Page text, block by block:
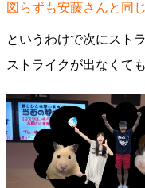
図らずも安藤さんと同
というわけで次にスト
ストライクが出なくて